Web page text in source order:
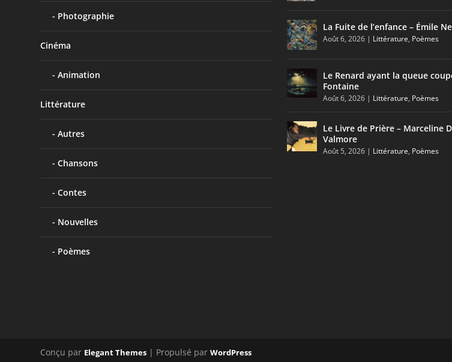
Photographie
Cinéma
Animation
Littérature
Autres
Chansons
Contes
Nouvelles
Poèmes
La Fuite de l’enfance – Émile
Août 6, 2026 | Littérature, Poèmes
Le Renard ayant la queue
Fontaine
Août 6, 2026 | Littérature, Poèmes
Le Livre de Prière – Marceline
Valmore
Août 5, 2026 | Littérature, Poèmes
Conçu par Elegant Themes | Propulsé parWordPress